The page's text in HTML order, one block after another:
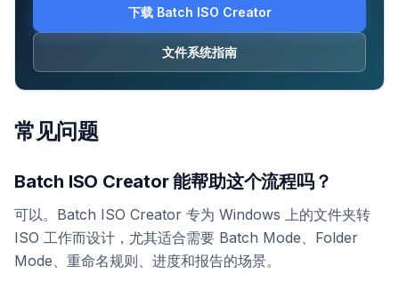
下载 Batch ISO Creator
文件系统指南
常见问题
Batch ISO Creator 能帮助这个流程吗？
可以。Batch ISO Creator 专为 Windows 上的文件夹转
ISO 工作而设计，尤其适合需要 Batch Mode、Folder
Mode、重命名规则、进度和报告的场景。